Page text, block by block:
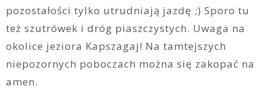
pozostałości tylko utrudniają jazdę ;) Sporo tu
też szutrówek i dróg piaszczystych. Uwaga na
okolice jeziora Kapszagaj! Na tamtejszych
niepozornych poboczach można się zakopać na
amen.